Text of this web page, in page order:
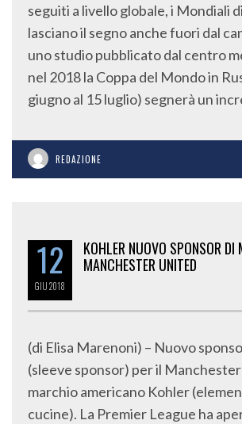
seguiti a livello globale, i Mondiali
lasciano il segno anche fuori dal
uno studio pubblicato dal centro
nel 2018 la Coppa del Mondo in
giugno al 15 luglio) segnerà un
REDAZIONE
12
GIU2018
KOHLER NUOVO SPONSOR DI
MANCHESTER UNITED
(di Elisa Marenoni) – Nuovo
(sleeve sponsor) per il Manchester
marchio americano Kohler
cucine). La Premier League ha